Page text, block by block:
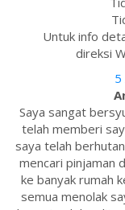
Untuk info
direksi
5
Saya sangat
telah memberi
saya telah
mencari pinjaman
ke banyak rumah
semua menolak